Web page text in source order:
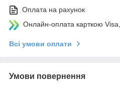
Оплата на рахунок
Онлайн-оплата карткою
Всі умови оплати
Умови повернення